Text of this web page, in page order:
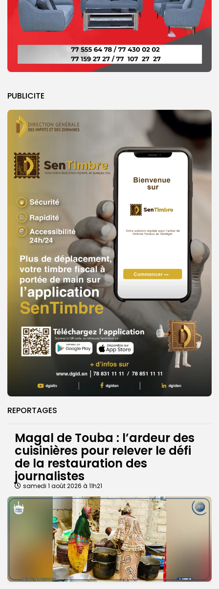
PUBLICITE
REPORTAGES
Magal de Touba : l’ardeur des
cuisinières pour relever le défi
de la restauration des
journalistes
samedi 1 août 2026 à 11h21